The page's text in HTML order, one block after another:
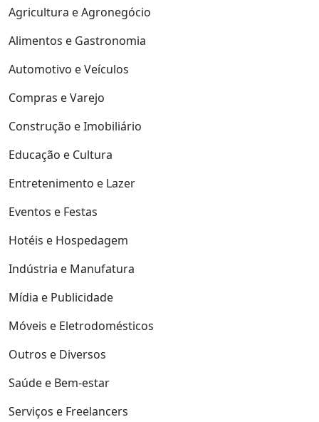
Agricultura e Agronegócio
Alimentos e Gastronomia
Automotivo e Veículos
Compras e Varejo
Construção e Imobiliário
Educação e Cultura
Entretenimento e Lazer
Eventos e Festas
Hotéis e Hospedagem
Indústria e Manufatura
Mídia e Publicidade
Móveis e Eletrodomésticos
Outros e Diversos
Saúde e Bem-estar
Serviços e Freelancers